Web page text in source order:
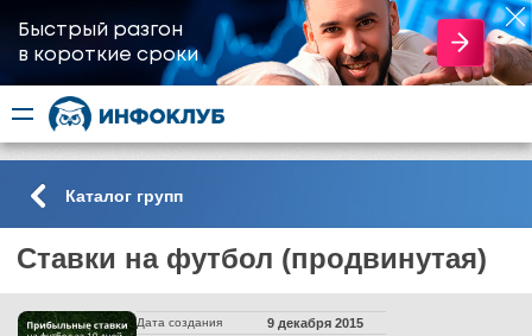
Быстрый разгон
​в короткие сроки
Каталог групп
Ставки на футбол (продвинутая)
Дата создания 9 декабря 2015